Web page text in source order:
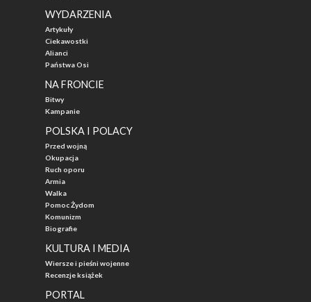
WYDARZENIA
Artykuły
Ciekawostki
Alianci
Państwa Osi
NA FRONCIE
Bitwy
Kampanie
POLSKA I POLACY
Przed wojną
Okupacja
Ruch oporu
Armia
Walka
Pomoc Żydom
Komunizm
Biografie
KULTURA I MEDIA
Wiersze i pieśni wojenne
Recenzje książek
PORTAL